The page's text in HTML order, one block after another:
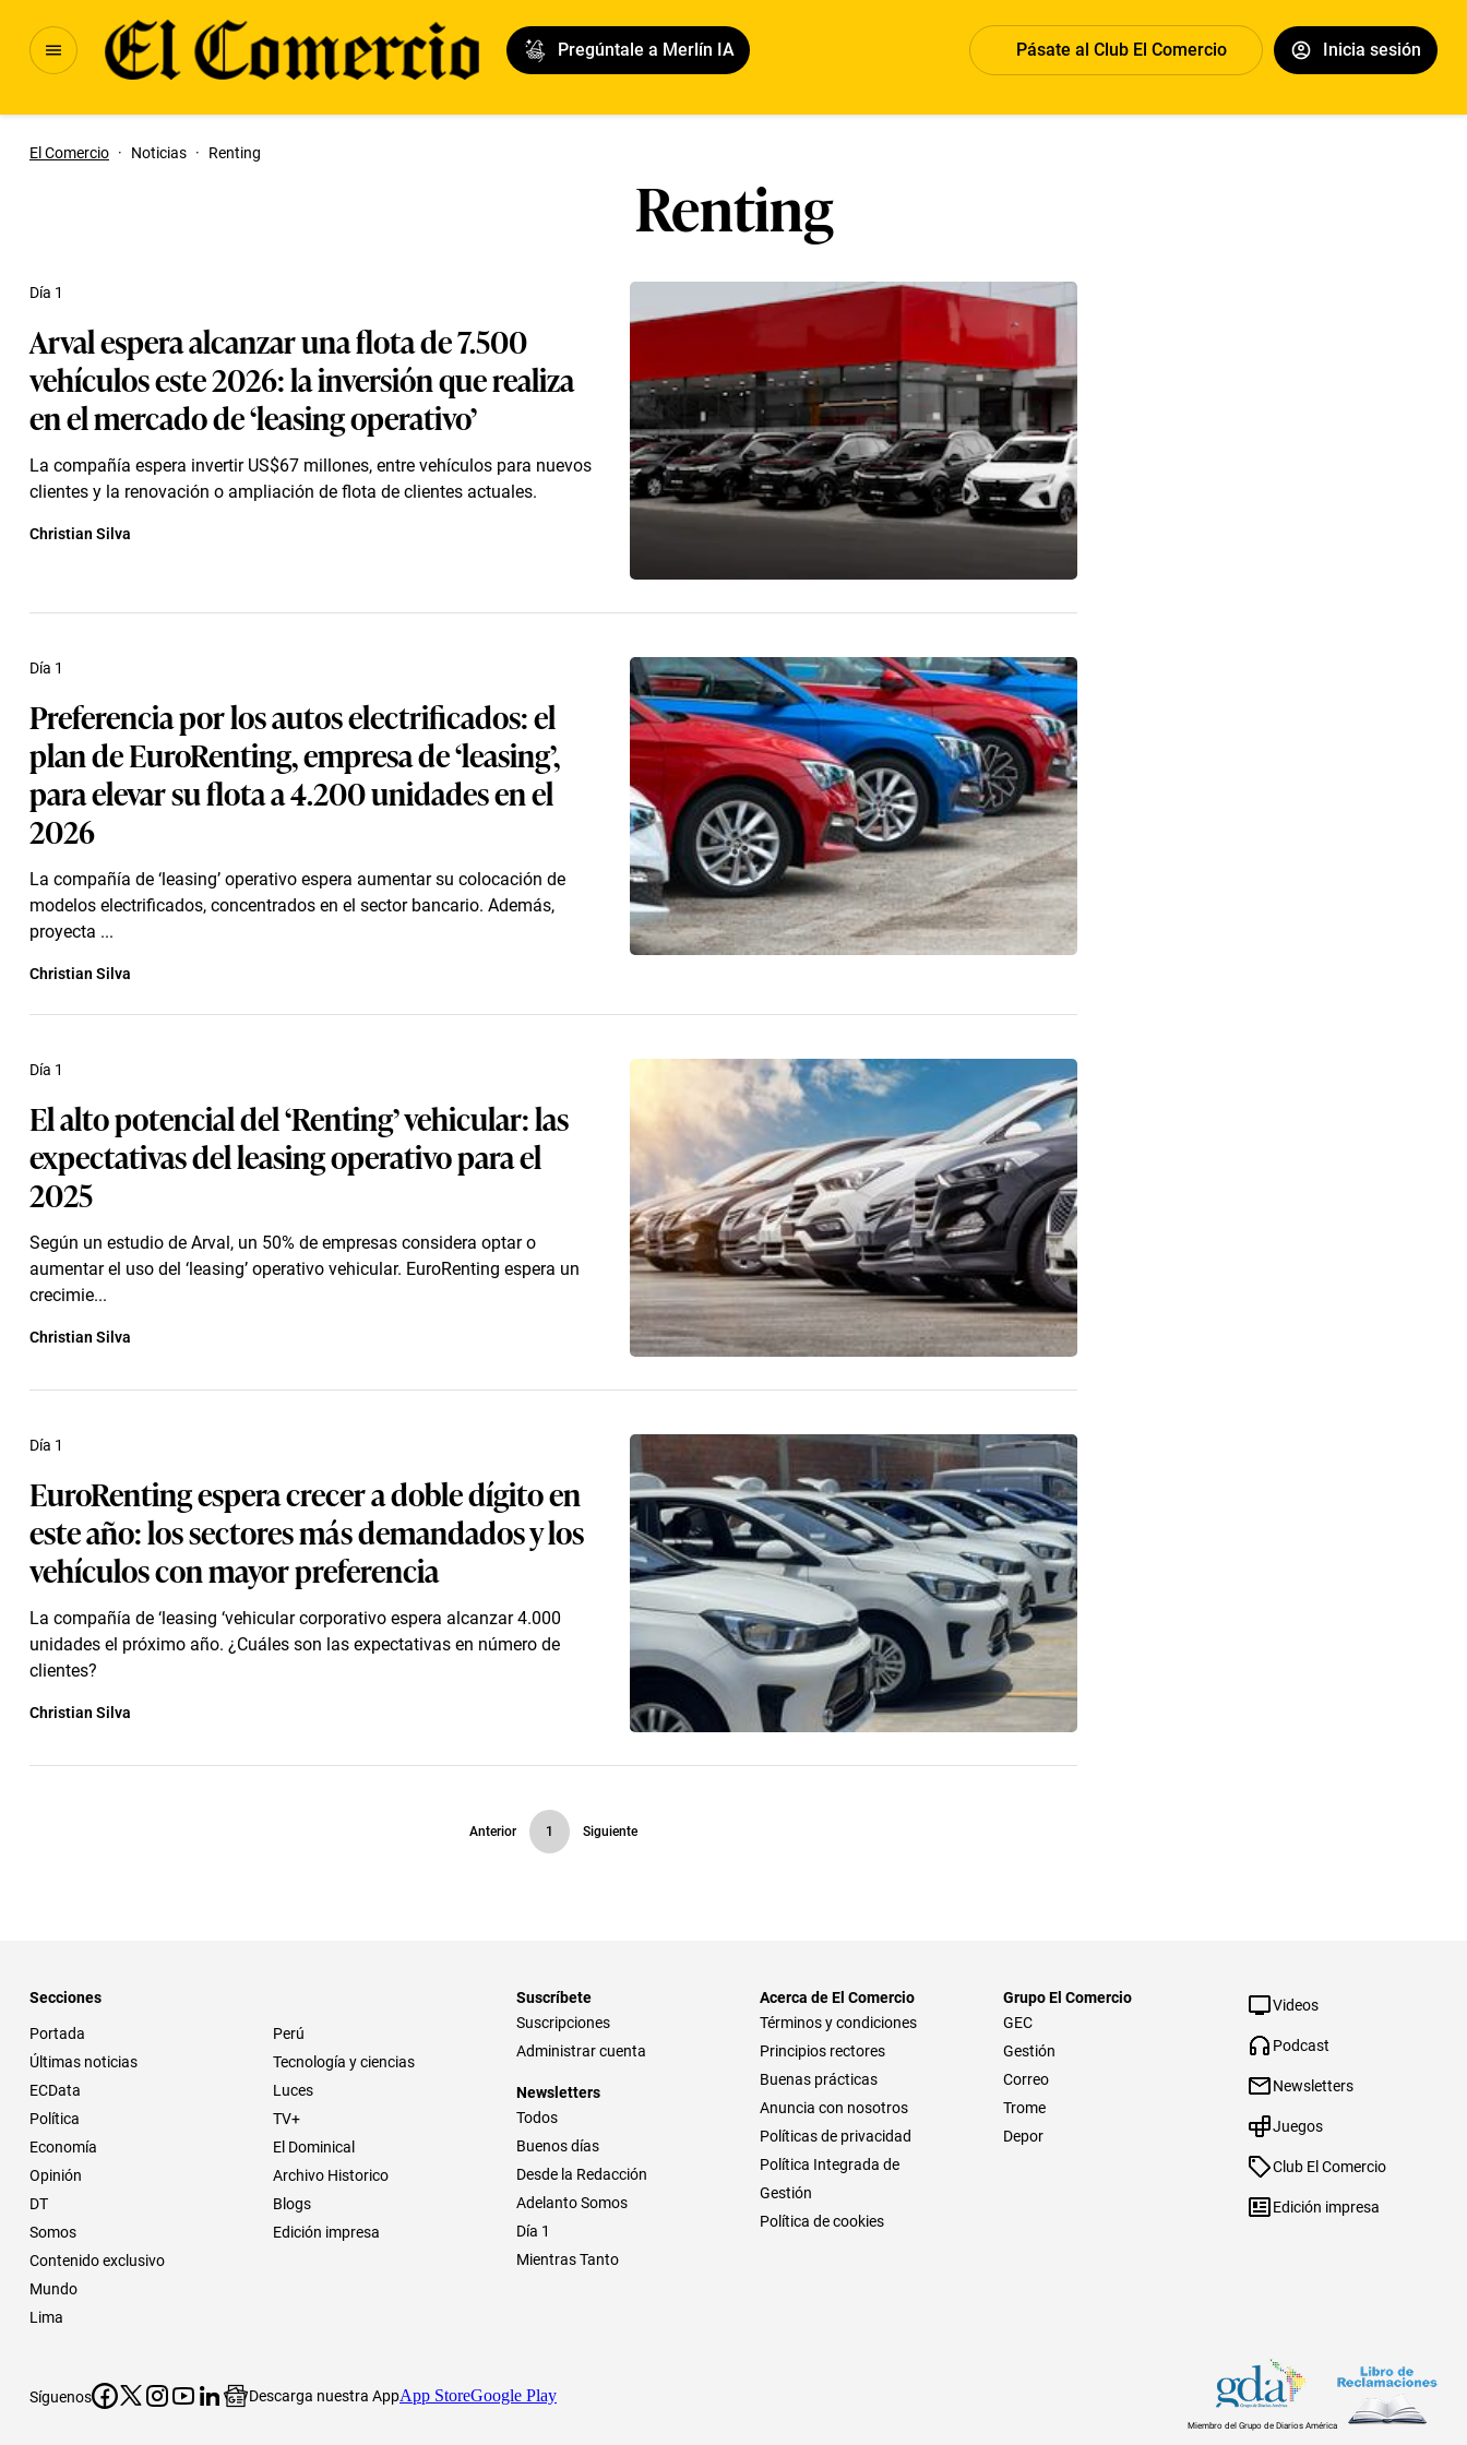
Pregúntale a Merlín IA Pásate al Club El Comercio Inicia sesión
El Comercio · Noticias · Renting
Renting
Arval espera alcanzar una flota de 7.500
vehículos este 2026: la inversión que realiza
en el mercado de ‘leasing operativo’
La compañía espera invertir US$67 millones, entre vehículos para nuevos
clientes y la renovación o ampliación de flota de clientes actuales.
Día 1
Christian Silva
Preferencia por los autos electrificados: el
plan de EuroRenting, empresa de ‘leasing’,
para elevar su flota a 4.200 unidades en el
2026
La compañía de ‘leasing’ operativo espera aumentar su colocación de
modelos electrificados, concentrados en el sector bancario. Además,
proyecta ...
Día 1
Christian Silva
El alto potencial del ‘Renting’ vehicular: las
expectativas del leasing operativo para el
2025
Según un estudio de Arval, un 50% de empresas considera optar o
aumentar el uso del ‘leasing’ operativo vehicular. EuroRenting espera un
crecimie...
Día 1
Christian Silva
EuroRenting espera crecer a doble dígito en
este año: los sectores más demandados y los
vehículos con mayor preferencia
La compañía de ‘leasing ‘vehicular corporativo espera alcanzar 4.000
unidades el próximo año. ¿Cuáles son las expectativas en número de
clientes?
Día 1
Christian Silva
Anterior 1 Siguiente
Secciones
Portada
Últimas noticias
ECData
Política
Economía
Opinión
DT
Somos
Contenido exclusivo
Mundo
Lima
Perú
Tecnología y ciencias
Luces
TV+
El Dominical
Archivo Historico
Blogs
Edición impresa
Suscríbete
Suscripciones
Administrar cuenta
Newsletters
Todos
Buenos días
Desde la Redacción
Adelanto Somos
Día 1
Mientras Tanto
Acerca de El Comercio
Términos y condiciones
Principios rectores
Buenas prácticas
Anuncia con nosotros
Políticas de privacidad
Política Integrada de
Gestión
Política de cookies
Grupo El Comercio
GEC
Gestión
Correo
Trome
Depor
Videos
Podcast
Newsletters
Juegos
Club El Comercio
Edición impresa
Síguenos Descarga nuestra AppApp StoreGoogle Play
Miembro del Grupo de Diarios América